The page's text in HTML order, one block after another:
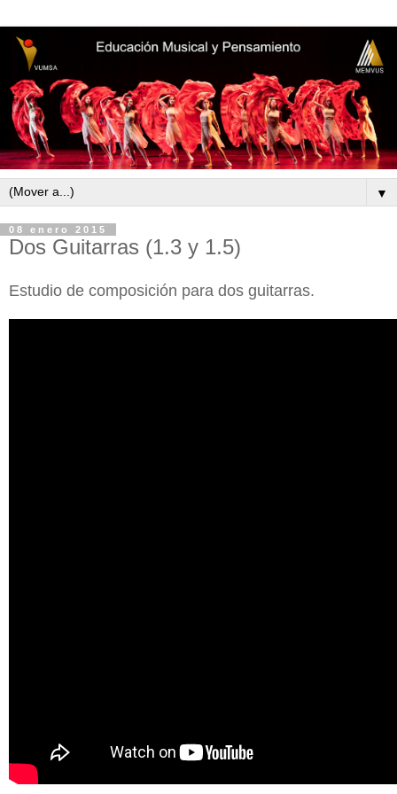
▼
08 enero 2015
Dos Guitarras (1.3 y 1.5)
Estudio de composición para dos guitarras.